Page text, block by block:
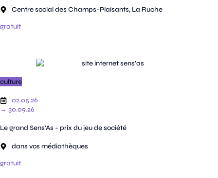
Centre social des Champs-Plaisants, La Ruche
gratuit
culture
02.05.26
→ 30.09.26
Le grand Sens'As - prix du jeu de société
dans vos médiathèques
gratuit